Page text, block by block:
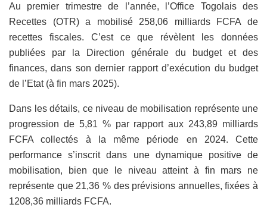
Au premier trimestre de l’année, l’Office Togolais des
Recettes (OTR) a mobilisé 258,06 milliards FCFA de
recettes fiscales. C’est ce que révèlent les données
publiées par la Direction générale du budget et des
finances, dans son dernier rapport d’exécution du budget
de l’Etat (à fin mars 2025).
Dans les détails, ce niveau de mobilisation représente une
progression de 5,81 % par rapport aux 243,89 milliards
FCFA collectés à la même période en 2024. Cette
performance s’inscrit dans une dynamique positive de
mobilisation, bien que le niveau atteint à fin mars ne
représente que 21,36 % des prévisions annuelles, fixées à
1208,36 milliards FCFA.